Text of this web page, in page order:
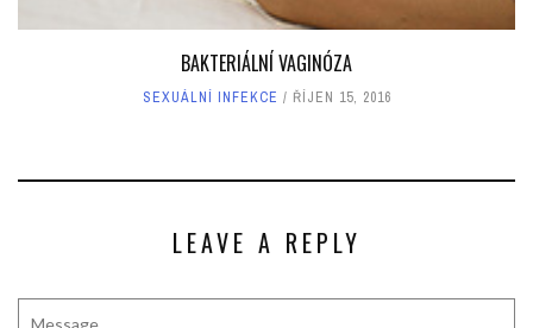
BAKTERIÁLNÍ VAGINÓZA
SEXUÁLNÍ INFEKCE ŘÍJEN 15, 2016
LEAVE A REPLY